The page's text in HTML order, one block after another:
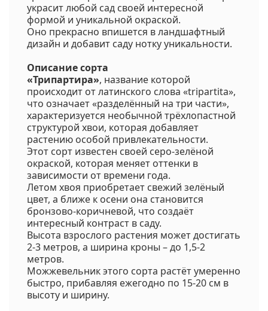
украсит любой сад своей интересной
формой и уникальной окраской.
Оно прекрасно впишется в ландшафтный
дизайн и добавит саду нотку уникальности.
Описание сорта
«Трипартира», название которой
происходит от латинского слова «tripartita»,
что означает «разделённый на три части»,
характеризуется необычной трёхлопастной
структурой хвои, которая добавляет
растению особой привлекательности.
Этот сорт известен своей серо-зелёной
окраской, которая меняет оттенки в
зависимости от времени года.
Летом хвоя приобретает свежий зелёный
цвет, а ближе к осени она становится
бронзово-коричневой, что создаёт
интересный контраст в саду.
Высота взрослого растения может достигать
2-3 метров, а ширина кроны – до 1,5-2
метров.
Можжевельник этого сорта растёт умеренно
быстро, прибавляя ежегодно по 15-20 см в
высоту и ширину.